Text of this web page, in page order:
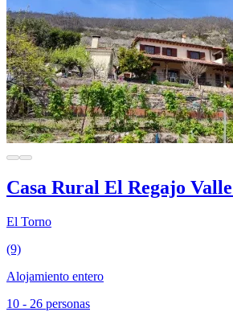
Casa Rural El Regajo
El Torno
(9)
Alojamiento entero
10 - 26 personas